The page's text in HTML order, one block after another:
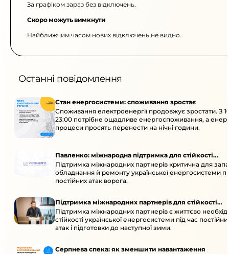
За графіком зараз без відключень.
Скоро можуть вимкнути
Найближчим часом нових відключень не видно.
Останні повідомлення
Стан енергосистеми: споживання зростає
Споживання електроенергії продовжує зростати. З
23:00 потрібне ощадливе енергоспоживання, а
процеси просять перенести на нічні години.
Павленко: міжнародна підтримка для стійкості
енергосистеми
Підтримка міжнародних партнерів критична для
обладнання й ремонту української енергосистеми
постійних атак ворога.
Підтримка міжнародних партнерів для стійкості
енергосистеми
Підтримка міжнародних партнерів є життєво
стійкості української енергосистеми під час
атак і підготовки до наступної зими.
Серпнева спека: як зменшити навантаження